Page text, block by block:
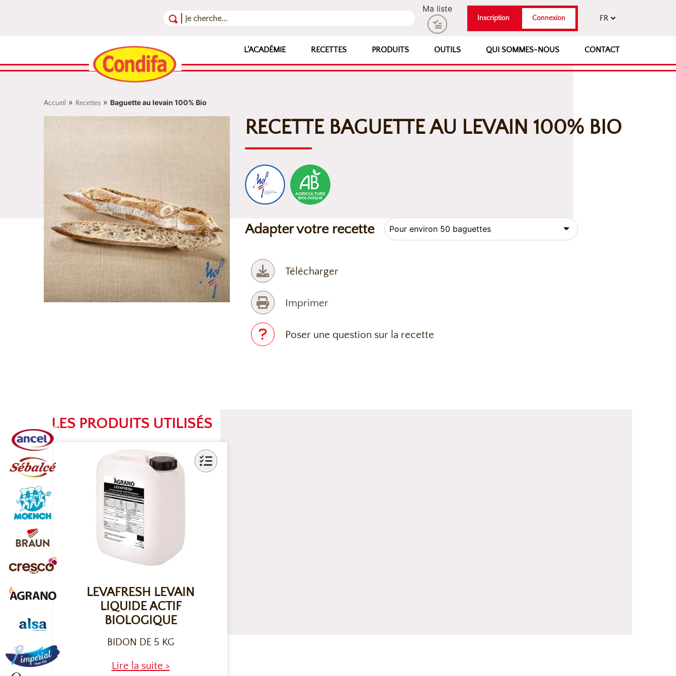
Ma liste
Inscription Connexion
L’ACADÉMIE RECETTES PRODUITS OUTILS QUI SOMMES-NOUS CONTACT
Accueil » Recettes » Baguette au levain 100% Bio
RECETTE BAGUETTE AU LEVAIN 100% BIO
Adapter votre recette
Télécharger
Imprimer
Poser une question sur la recette
LES PRODUITS UTILISÉS
LEVAFRESH LEVAIN
LIQUIDE ACTIF
BIOLOGIQUE
BIDON DE 5 KG
Lire la suite >